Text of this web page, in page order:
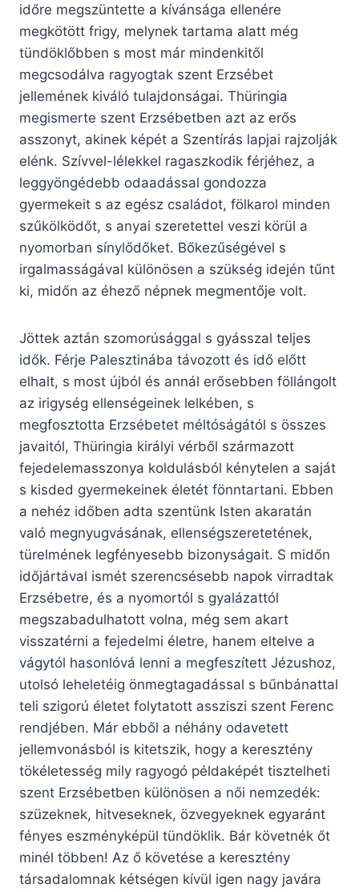
időre megszüntette a kívánsága ellenére
megkötött frigy, melynek tartama alatt még
tündöklőbben s most már mindenkitől
megcsodálva ragyogtak szent Erzsébet
jellemének kiváló tulajdonságai. Thüringia
megismerte szent Erzsébetben azt az erős
asszonyt, akinek képét a Szentírás lapjai rajzolják
elénk. Szívvel-lélekkel ragaszkodik férjéhez, a
leggyöngédebb odaadással gondozza
gyermekeit s az egész családot, fölkarol minden
szűkölködőt, s anyai szeretettel veszi körül a
nyomorban sínylődőket. Bőkezűségével s
irgalmasságával különösen a szükség idején tűnt
ki, midőn az éhező népnek megmentője volt.
Jöttek aztán szomorúsággal s gyásszal teljes
idők. Férje Palesztinába távozott és idő előtt
elhalt, s most újból és annál erősebben föllángolt
az irigység ellenségeinek lelkében, s
megfosztotta Erzsébetet méltóságától s összes
javaitól, Thüringia királyi vérből származott
fejedelemasszonya koldulásból kénytelen a saját
s kisded gyermekeinek életét fönntartani. Ebben
a nehéz időben adta szentünk Isten akaratán
való megnyugvásának, ellenségszeretetének,
türelmének legfényesebb bizonyságait. S midőn
időjártával ismét szerencsésebb napok virradtak
Erzsébetre, és a nyomortól s gyalázattól
megszabadulhatott volna, még sem akart
visszatérni a fejedelmi életre, hanem eltelve a
vágytól hasonlóvá lenni a megfeszített Jézushoz,
utolsó leheletéig önmegtagadással s bűnbánattal
teli szigorú életet folytatott assziszi szent Ferenc
rendjében. Már ebből a néhány odavetett
jellemvonásból is kitetszik, hogy a keresztény
tökéletesség mily ragyogó példaképét tisztelheti
szent Erzsébetben különösen a női nemzedék:
szüzeknek, hitveseknek, özvegyeknek egyaránt
fényes eszményképül tündöklik. Bár követnék őt
minél többen! Az ő követése a keresztény
társadalomnak kétségen kívül igen nagy javára